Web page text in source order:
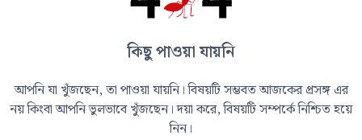
কিছু পাওয়া যায়নি
আপনি যা খুঁজছেন, তা পাওয়া যায়নি। বিষয়টি সম্ভবত আজকের প্রসঙ্গ এর
নয় কিংবা আপনি ভুলভাবে খুঁজছেন। দয়া করে, বিষয়টি সম্পর্কে নিশ্চিত হয়ে
নিন।